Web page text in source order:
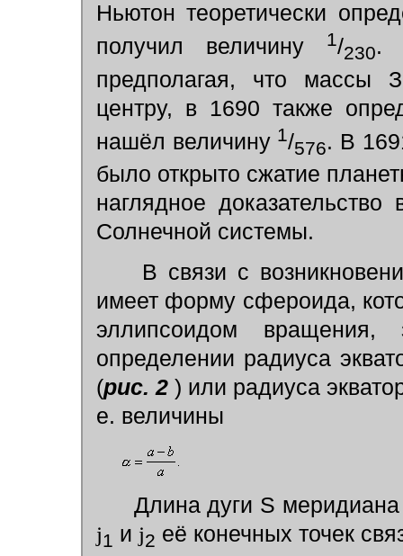
Ньютон теоретически
получил величину
1/230.
предполагая, что массы
центру, в 1690 также
нашёл величину 1/576. В
было открыто сжатие
наглядное
Солнечной системы.
В связи с
имеет форму сфероида,
эллипсоидом
определении радиуса
(рис. 2) или радиуса
е. величины
Длина дуги S
j1 и j2 её конечных точек